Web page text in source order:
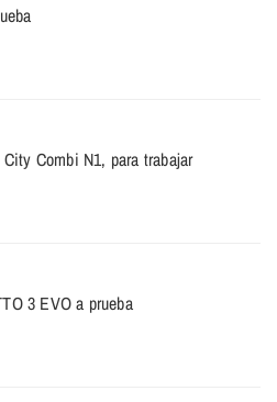
Combi N1, para trabajar
3 EVO a prueba